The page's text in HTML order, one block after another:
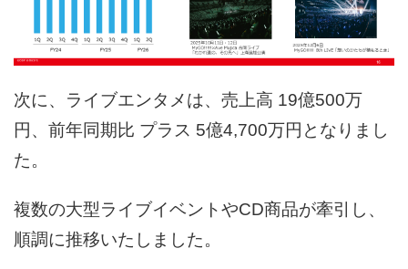
次に、ライブエンタメは、売上高 19億500万
円、前年同期比 プラス 5億4,700万円となりまし
た。
複数の大型ライブイベントやCD商品が牽引し、
順調に推移いたしました。